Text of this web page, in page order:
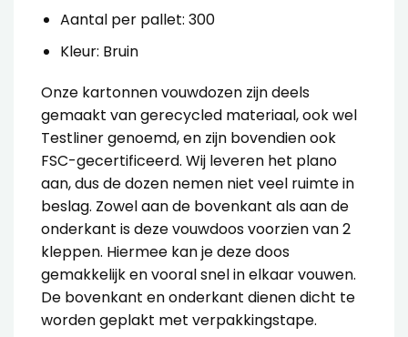
Aantal per pallet: 300
Kleur: Bruin
Onze kartonnen vouwdozen zijn deels
gemaakt van gerecycled materiaal, ook wel
Testliner genoemd, en zijn bovendien ook
FSC-gecertificeerd. Wij leveren het plano
aan, dus de dozen nemen niet veel ruimte in
beslag. Zowel aan de bovenkant als aan de
onderkant is deze vouwdoos voorzien van 2
kleppen. Hiermee kan je deze doos
gemakkelijk en vooral snel in elkaar vouwen.
De bovenkant en onderkant dienen dicht te
worden geplakt met verpakkingstape.